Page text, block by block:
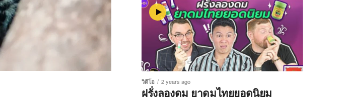
วิดีโอ 2 years ago
ฝรั่งลองดม ยาดมไทยยอดนิยม